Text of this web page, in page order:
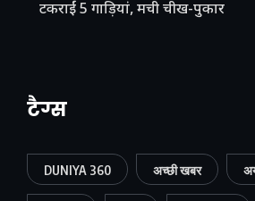
टकराईं 5 गाड़ियां, मची चीख-पुकार
टैग्स
DUNIYA 360 अच्छी खबर